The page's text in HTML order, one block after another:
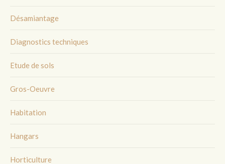
Désamiantage
Diagnostics techniques
Etude de sols
Gros-Oeuvre
Habitation
Hangars
Horticulture